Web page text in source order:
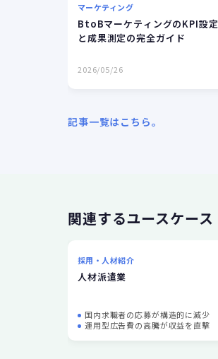
マーケティング
BtoBマーケティングのKPI設定
と成果測定の完全ガイド
2026/05/26
記事一覧はこちら。
関連するユースケース
採用・人材紹介
人材派遣業
国内求職者の応募が構造的に減少
運用型広告費の高騰が収益を直撃